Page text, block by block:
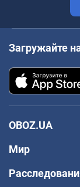
Загружайте
OBOZ.UA
Мир